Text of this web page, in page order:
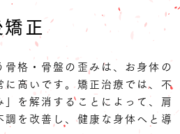
正
格・骨盤の歪みは、お身体の
に高いです。矯正治療では、不
を解消することによって、肩
調を改善し、健康な身体へと導